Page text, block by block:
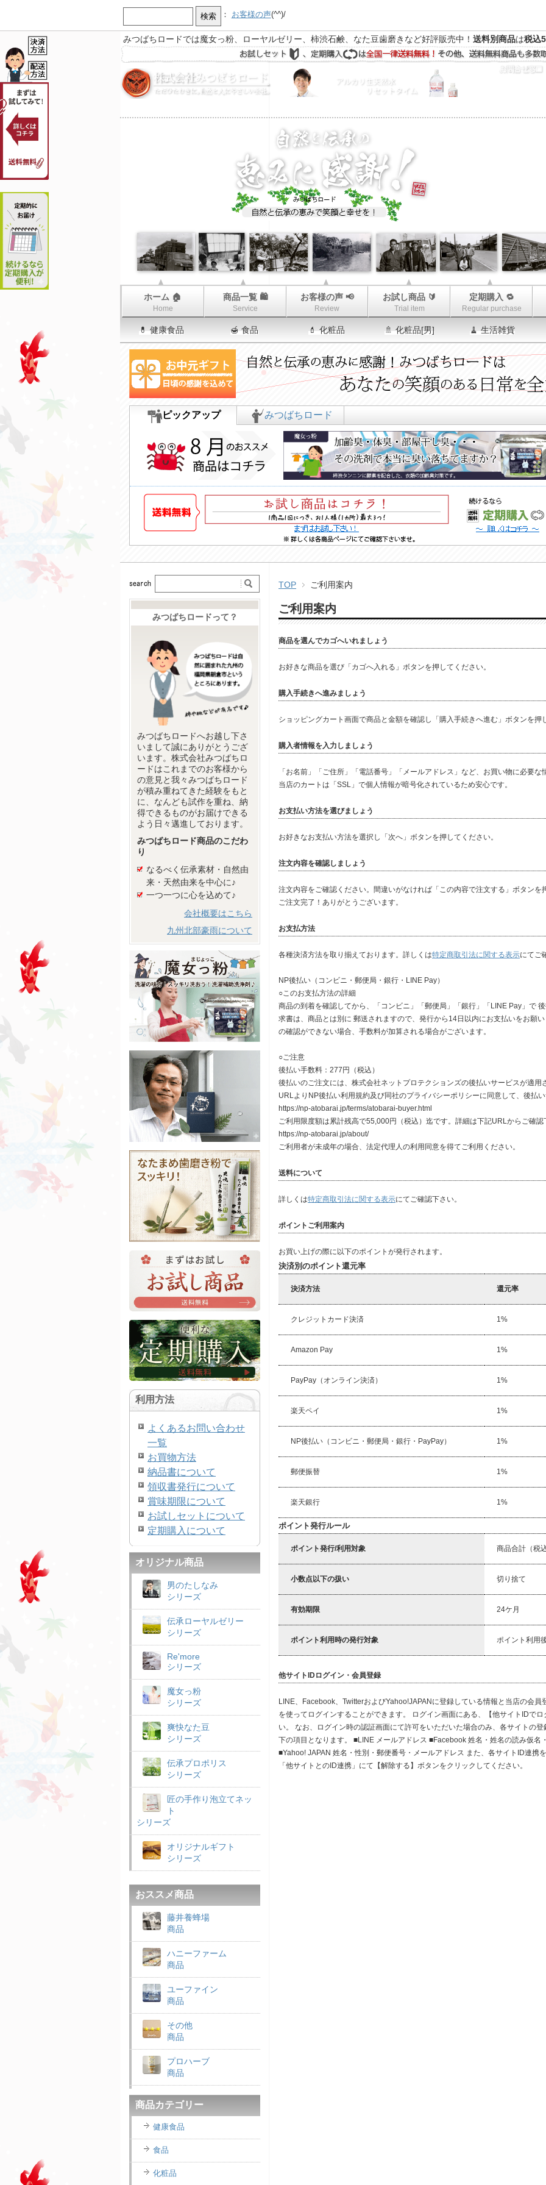
： お客様の声(^^)/
みつばちロードでは魔女っ粉、ローヤルゼリー、柿渋石鹸、なた豆歯磨きなど好評販売中！ 送料別商品は税込
ホーム 🏠
Home
商品一覧 🛍
Service
お客様の声 📢
Review
お試し商品 🔰
Trial item
定期購入 🔁
Regular purchase
TOP ご利用案内
ご利用案内
商品を選んでカゴへいれましょう
お好きな商品を選び「カゴへ入れる」ボタンを押してください。
購入手続きへ進みましょう
ショッピングカート画面で商品と金額を確認し「購入手続きへ進む」ボタンを押
購入者情報を入力しましょう
「お名前」「ご住所」「電話番号」「メールアドレス」など、お買い物に必要
当店のカートは「SSL」で個人情報が暗号化されているため安心です。
お支払い方法を選びましょう
お好きなお支払い方法を選択し「次へ」ボタンを押してください。
注文内容を確認しましょう
注文内容をご確認ください。間違いがなければ「この内容で注文する」ボタンを
ご注文完了！ありがとうございます。
お支払方法
各種決済方法を取り揃えております。詳しくは特定商取引法に関する表示にてご
NP後払い（コンビニ・郵便局・銀行・LINE Pay）
○このお支払方法の詳細
商品の到着を確認してから、「コンビニ」「郵便局」「銀行」「LINE Pay」で
求書は、商品とは別に 郵送されますので、発行から14日以内にお支払いをお願
の確認ができない場合、手数料が加算される場合がございます。
○ご注意
後払い手数料：277円（税込）
後払いのご注文には、株式会社ネットプロテクションズの後払いサービスが適
URLよりNP後払い利用規約及び同社のプライバシーポリシーに同意して、後払
https://np-atobarai.jp/terms/atobarai-buyer.html
ご利用限度額は累計残高で55,000円（税込）迄です。詳細は下記URLからご確認
https://np-atobarai.jp/about/
ご利用者が未成年の場合、法定代理人の利用同意を得てご利用ください。
送料について
詳しくは特定商取引法に関する表示にてご確認下さい。
ポイントご利用案内
お買い上げの際に以下のポイントが発行されます。
決済別のポイント還元率
決済方法 還元率
クレジットカード決済 1%
Amazon Pay 1%
PayPay（オンライン決済） 1%
楽天ペイ 1%
NP後払い（コンビニ・郵便局・銀行・PayPay） 1%
郵便振替 1%
楽天銀行 1%
ポイント発行ルール
ポイント発行/利用対象 商品合計（税
小数点以下の扱い 切り捨て
有効期限 24ケ月
ポイント利用時の発行対象 ポイント利用
他サイトIDログイン・会員登録
LINE、Facebook、TwitterおよびYahoo!JAPANに登録している情報と当店の会
を使ってログインすることができます。 ログイン画面にある、【他サイトIDで
い。 なお、ログイン時の認証画面にて許可をいただいた場合のみ、各サイトの
下の項目となります。 ■LINE メールアドレス ■Facebook 姓名・姓名の読み仮名
■Yahoo! JAPAN 姓名・性別・郵便番号・メールアドレス また、各サイトID連携
「他サイトとのID連携」にて【解除する】ボタンをクリックしてください。
みつばちロードって？
みつばちロードへお越し下さ
いまして誠にありがとうござ
います。株式会社みつばちロ
ードはこれまでのお客様から
の意見と我々みつばちロード
が積み重ねてきた経験をもと
に、なんども試作を重ね、納
得できるものがお届けできる
よう日々邁進しております。
みつばちロード商品のこだわ
り
なるべく伝承素材・自然由
来・天然由来を中心に♪
一つ一つに心を込めて♪
会社概要はこちら
九州北部豪雨について
利用方法
よくあるお問い合わせ
一覧
お買物方法
納品書について
領収書発行について
賞味期限について
お試しセットについて
定期購入について
オリジナル商品
男のたしなみ
シリーズ
伝承ローヤルゼリー
シリーズ
Re'more
シリーズ
魔女っ粉
シリーズ
爽快なた豆
シリーズ
伝承プロポリス
シリーズ
匠の手作り泡立てネッ
ト
シリーズ
オリジナルギフト
シリーズ
おススメ商品
藤井養蜂場
商品
ハニーファーム
商品
ユーファイン
商品
その他
商品
プロハーブ
商品
老舗穀物屋
商品
エコライフラボ
i・ライフソリューショ
ンズ
商品カテゴリー
健康食品
食品
化粧品